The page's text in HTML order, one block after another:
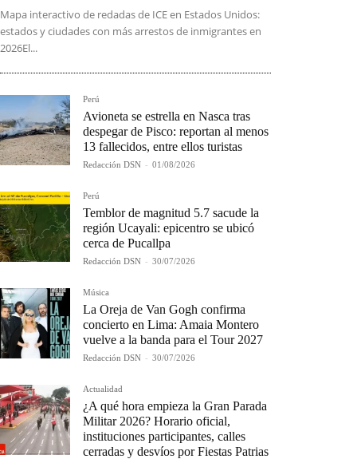
Mapa interactivo de redadas de ICE en Estados Unidos:
estados y ciudades con más arrestos de inmigrantes en
2026El...
Perú
Avioneta se estrella en Nasca tras
despegar de Pisco: reportan al menos
13 fallecidos, entre ellos turistas
Redacción DSN - 01/08/2026
Perú
Temblor de magnitud 5.7 sacude la
región Ucayali: epicentro se ubicó
cerca de Pucallpa
Redacción DSN - 30/07/2026
Música
La Oreja de Van Gogh confirma
concierto en Lima: Amaia Montero
vuelve a la banda para el Tour 2027
Redacción DSN - 30/07/2026
Actualidad
¿A qué hora empieza la Gran Parada
Militar 2026? Horario oficial,
instituciones participantes, calles
cerradas y desvíos por Fiestas Patrias